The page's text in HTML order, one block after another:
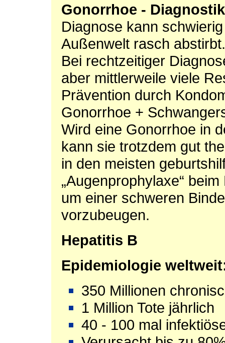
Gonorrhoe -
Diagnose kann
Außenwelt rasch abstirbt.
Bei rechtzeitiger
aber mittlerweile viele
Prävention durch
Gonorrhoe +
Wird eine Gonorrhoe in
kann sie trotzdem gut
in den meisten
„Augenprophylaxe“
um einer schweren
vorzubeugen.
Hepatitis B
Epidemiologie
350 Millionen
1 Million Tote jährlich
40 - 100 mal